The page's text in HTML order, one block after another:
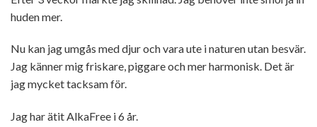
huden mer.
Nu kan jag umgås med djur och vara ute i naturen utan besvär.
Jag känner mig friskare, piggare och mer harmonisk. Det är
jag mycket tacksam för.
Jag har ätit AlkaFree i 6 år.